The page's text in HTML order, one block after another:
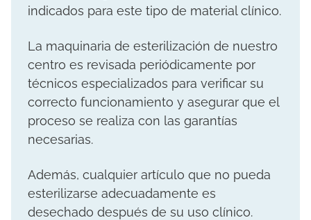
indicados para este tipo de material clínico.
La maquinaria de esterilización de nuestro
centro es revisada periódicamente por
técnicos especializados para verificar su
correcto funcionamiento y asegurar que el
proceso se realiza con las garantías
necesarias.
Además, cualquier artículo que no pueda
esterilizarse adecuadamente es
desechado después de su uso clínico.